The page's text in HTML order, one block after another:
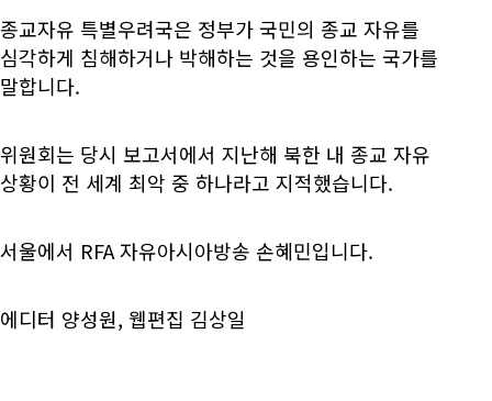
종교자유 특별우려국은 정부가 국민의 종교 자유를
심각하게 침해하거나 박해하는 것을 용인하는 국가를
말합니다.
위원회는 당시 보고서에서 지난해 북한 내 종교 자유
상황이 전 세계 최악 중 하나라고 지적했습니다.
서울에서 RFA 자유아시아방송 손혜민입니다.
에디터 양성원, 웹편집 김상일